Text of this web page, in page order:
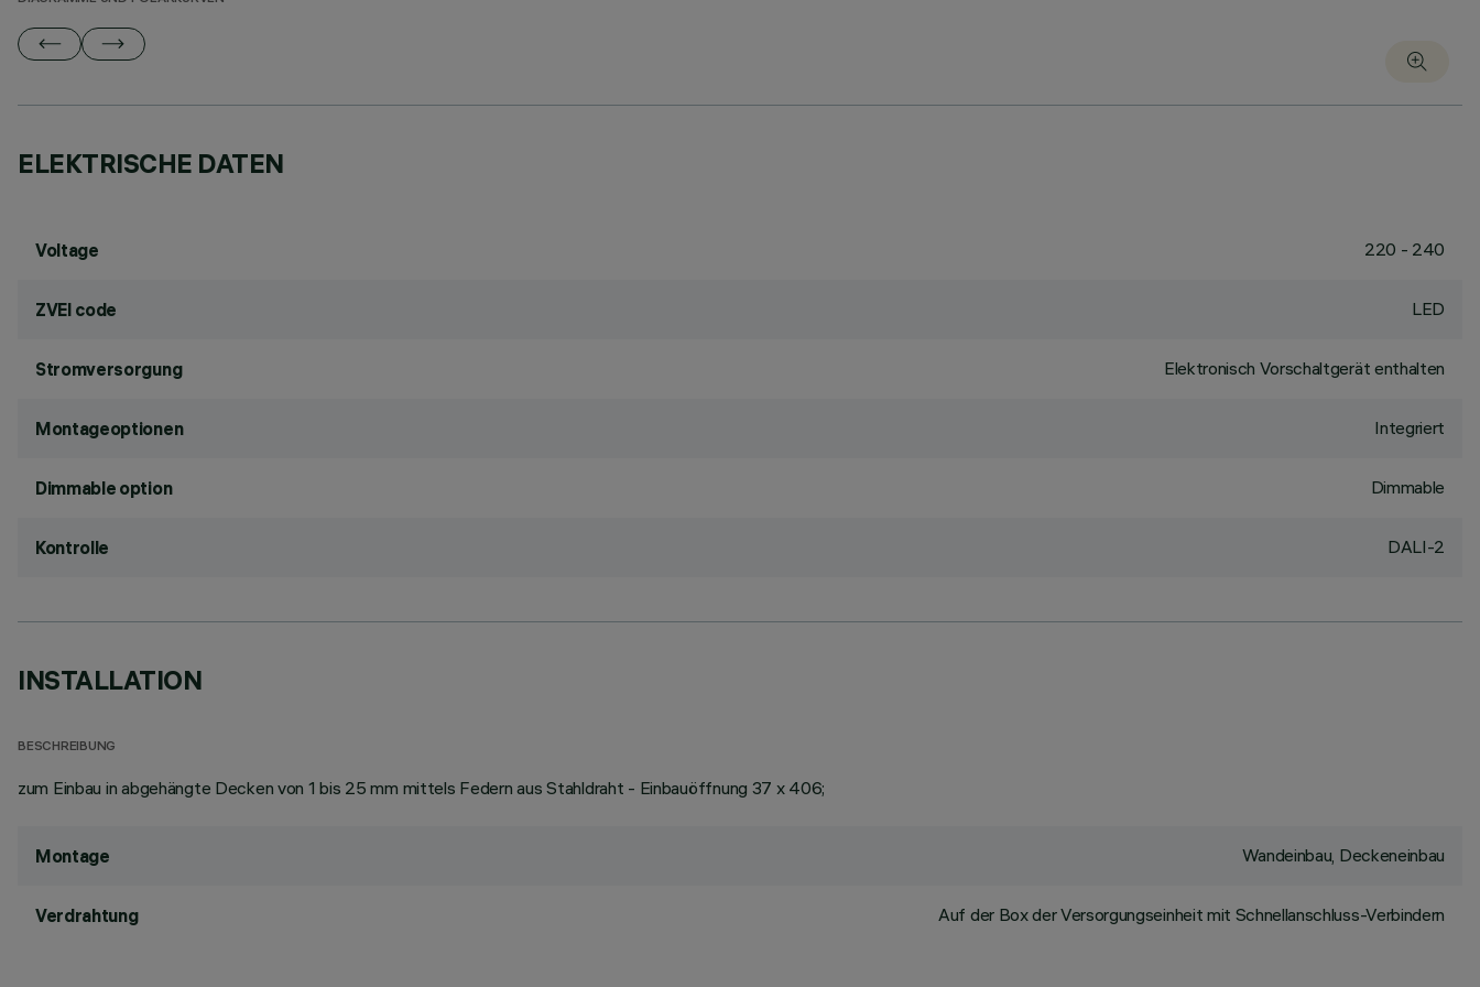
ELEKTRISCHE DATEN
Voltage 220 - 240
ZVEI code LED
Stromversorgung Elektronisch Vorschaltgerät enthalten
Montageoptionen Integriert
Dimmable option Dimmable
Kontrolle DALI-2
INSTALLATION
BESCHREIBUNG
zum Einbau in abgehängte Decken von 1 bis 25 mm mittels Federn aus Stahldraht - Einbauöffnung 37 x 406;
Montage Wandeinbau, Deckeneinbau
Verdrahtung Auf der Box der Versorgungseinheit mit Schnellanschluss-Verbindern